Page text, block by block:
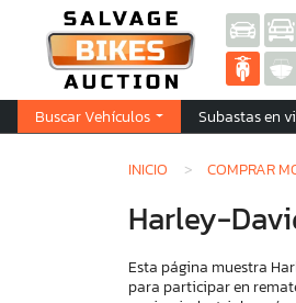
Buscar Vehículos Subastas en
INICIO COMPRAR
Harley-
Esta página muestra
para participar en